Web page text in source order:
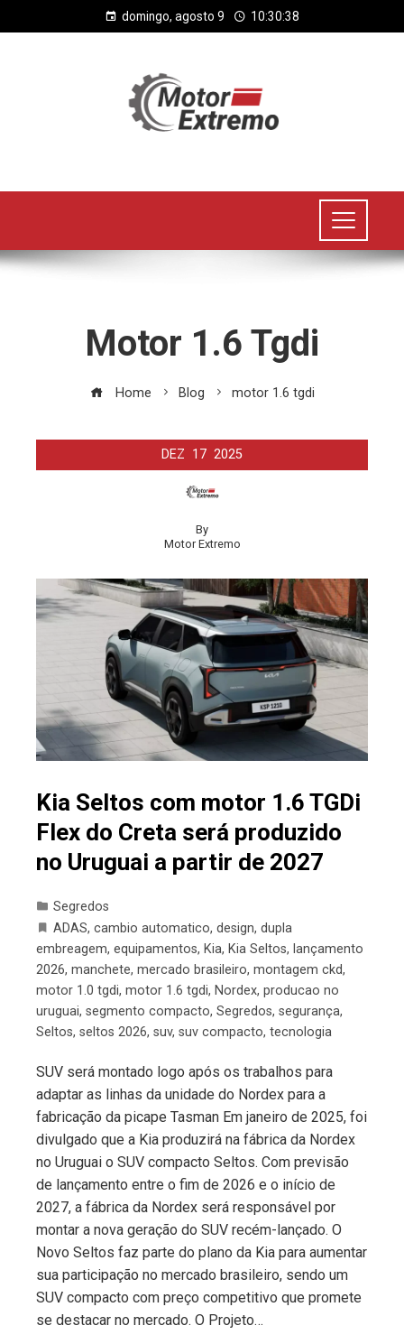
domingo, agosto 9 10:30:38
Motor 1.6 Tgdi
Home Blog motor 1.6 tgdi
DEZ 17 2025
By
Motor Extremo
Kia Seltos com motor 1.6 TGDi
Flex do Creta será produzido
no Uruguai a partir de 2027
Segredos
ADAS, cambio automatico, design, dupla
embreagem, equipamentos, Kia, Kia Seltos, lançamento
2026, manchete, mercado brasileiro, montagem ckd,
motor 1.0 tgdi, motor 1.6 tgdi, Nordex, producao no
uruguai, segmento compacto, Segredos, segurança,
Seltos, seltos 2026, suv, suv compacto, tecnologia
SUV será montado logo após os trabalhos para
adaptar as linhas da unidade do Nordex para a
fabricação da picape Tasman Em janeiro de 2025, foi
divulgado que a Kia produzirá na fábrica da Nordex
no Uruguai o SUV compacto Seltos. Com previsão
de lançamento entre o fim de 2026 e o início de
2027, a fábrica da Nordex será responsável por
montar a nova geração do SUV recém-lançado. O
Novo Seltos faz parte do plano da Kia para aumentar
sua participação no mercado brasileiro, sendo um
SUV compacto com preço competitivo que promete
se destacar no mercado. O Projeto…